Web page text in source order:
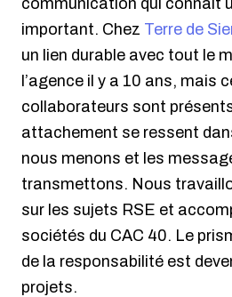
communication qui connaît
important. Chez Terre de
un lien durable avec tout le
l’agence il y a 10 ans, mais
collaborateurs sont
attachement se ressent
nous menons et les
transmettons. Nous
sur les sujets RSE et
sociétés du CAC 40. Le
de la responsabilité est
projets.